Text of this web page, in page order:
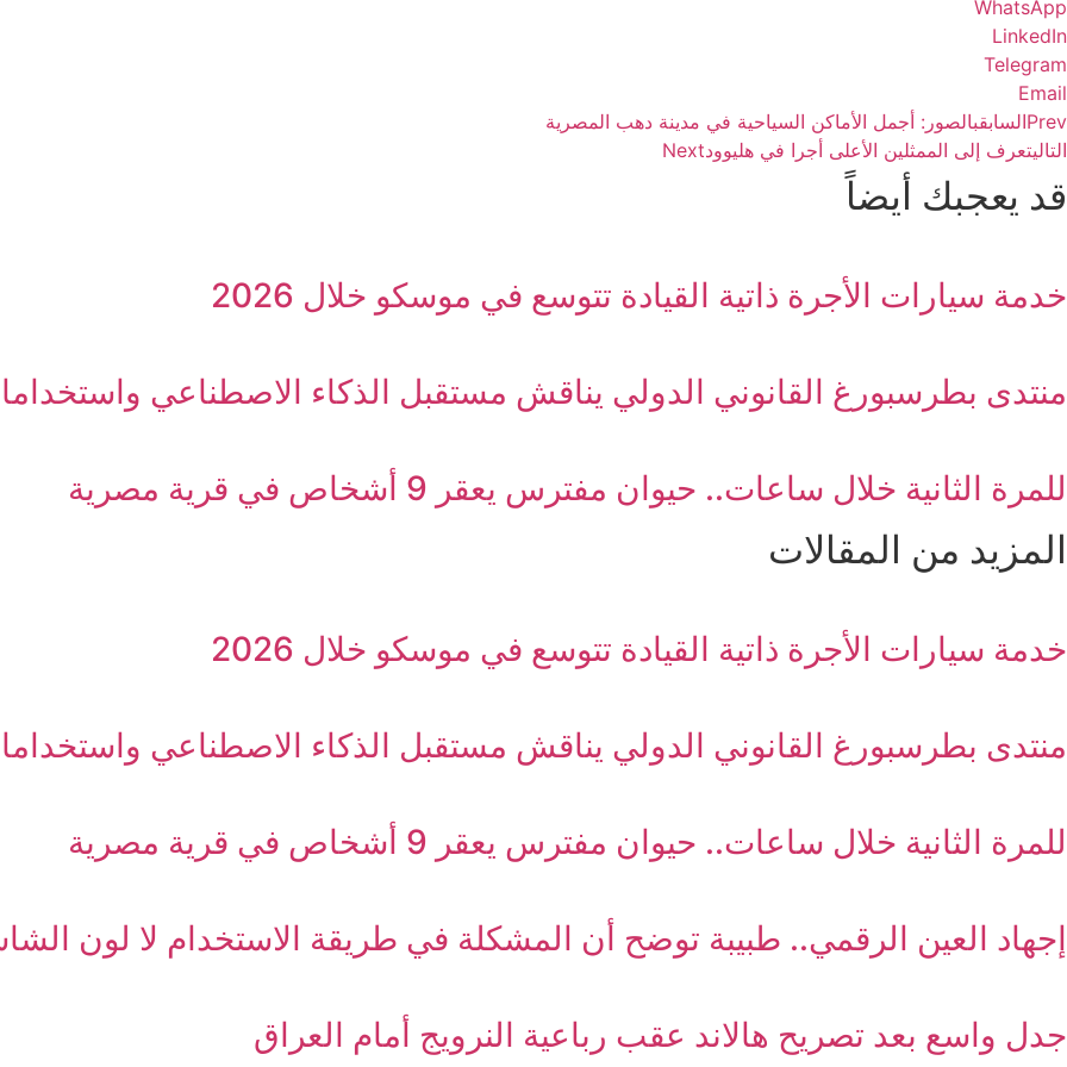
WhatsApp
LinkedIn
Telegram
Email
Prevالسابقبالصور: أجمل الأماكن السياحية في مدينة دهب المصرية
التاليتعرف إلى الممثلين الأعلى أجرا في هليوودNext
قد يعجبك أيضاً
خدمة سيارات الأجرة ذاتية القيادة تتوسع في موسكو خلال 2026
منتدى بطرسبورغ القانوني الدولي يناقش مستقبل الذكاء الاصطناعي
للمرة الثانية خلال ساعات.. حيوان مفترس يعقر 9 أشخاص في قرية مصرية
المزيد من المقالات
خدمة سيارات الأجرة ذاتية القيادة تتوسع في موسكو خلال 2026
منتدى بطرسبورغ القانوني الدولي يناقش مستقبل الذكاء الاصطناعي
للمرة الثانية خلال ساعات.. حيوان مفترس يعقر 9 أشخاص في قرية مصرية
إجهاد العين الرقمي.. طبيبة توضح أن المشكلة في طريقة الاستخدام لا لون
جدل واسع بعد تصريح هالاند عقب رباعية النرويج أمام العراق